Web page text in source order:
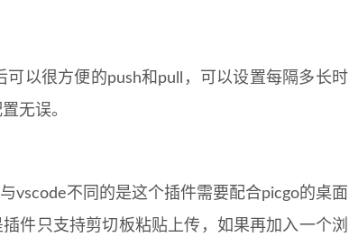
以很方便的push和pull，可以设置每隔多长时
无误。
vscode不同的是这个插件需要配合picgo的桌面
件只支持剪切板粘贴上传，如果再加入一个浏